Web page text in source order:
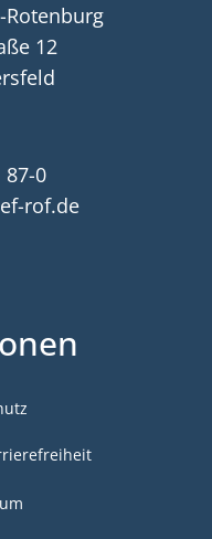
Rotenburg
12
87-0
rof.de